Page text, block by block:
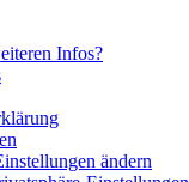
Infos?
ändern